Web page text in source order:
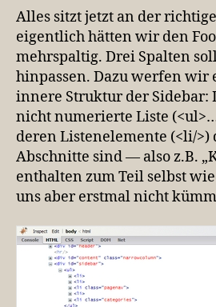
Alles sitzt jetzt an der
eigentlich hätten wir den
mehrspaltig. Drei Spalten
hinpassen. Dazu werfen wir
innere Struktur der Sidebar:
nicht numerierte Liste
deren Listenelemente (<li/>)
Abschnitte sind — also z.B.
enthalten zum Teil selbst
uns aber erstmal nicht